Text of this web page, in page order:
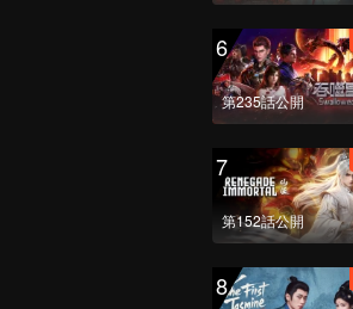
6
第235話公開
7
第152話公開
8